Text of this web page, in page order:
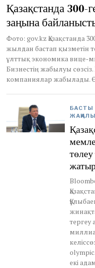
o
b
e
5
,
2
Қазақстанда
заңына
Фото: gov.kz Қазақстанда
жылдан бастап қызметін
ұлттық экономика вице-
Бизнестің жабылуы
компаниялар жабылады.
БАСТЫ
екі